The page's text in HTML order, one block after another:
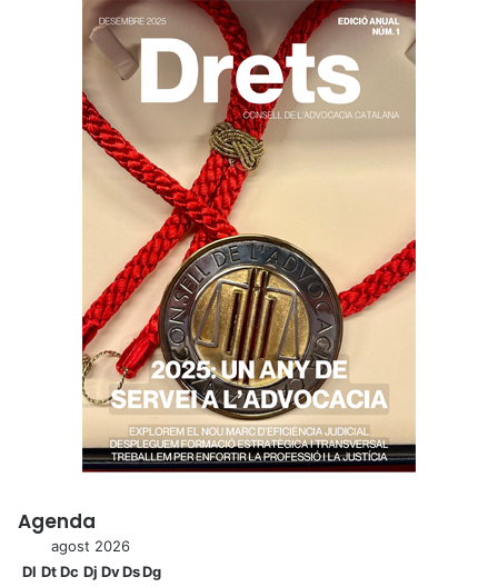
Agenda
agost 2026
Dl DtDc Dj DvDsDg